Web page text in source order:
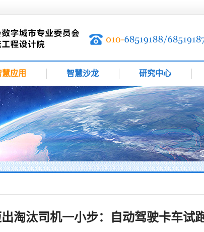
慧应用 智慧沙龙 研究中心
淘汰司机一小步：自动驾驶卡车试